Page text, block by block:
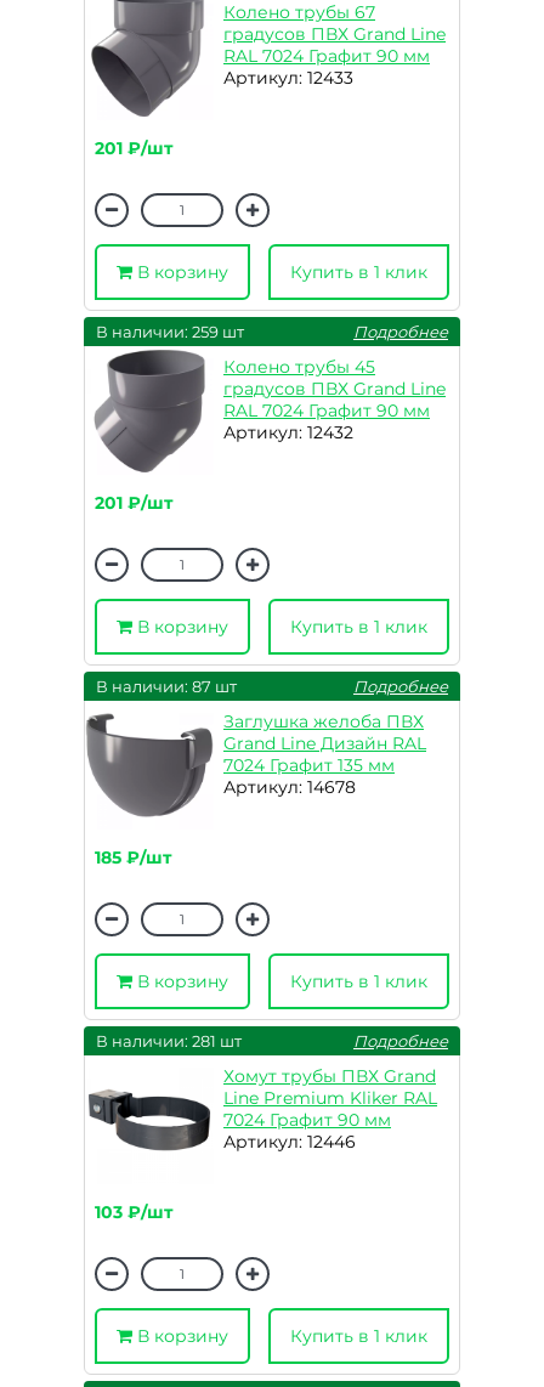
Колено трубы 67
градусов ПВХ Grand Line
RAL 7024 Графит 90 мм
Артикул: 12433
201 ₽/шт
В корзину Купить в 1 клик
В наличии: 259 шт Подробнее
Колено трубы 45
градусов ПВХ Grand Line
RAL 7024 Графит 90 мм
Артикул: 12432
201 ₽/шт
В корзину Купить в 1 клик
В наличии: 87 шт Подробнее
Заглушка желоба ПВХ
Grand Line Дизайн RAL
7024 Графит 135 мм
Артикул: 14678
185 ₽/шт
В корзину Купить в 1 клик
В наличии: 281 шт Подробнее
Хомут трубы ПВХ Grand
Line Premium Kliker RAL
7024 Графит 90 мм
Артикул: 12446
103 ₽/шт
В корзину Купить в 1 клик